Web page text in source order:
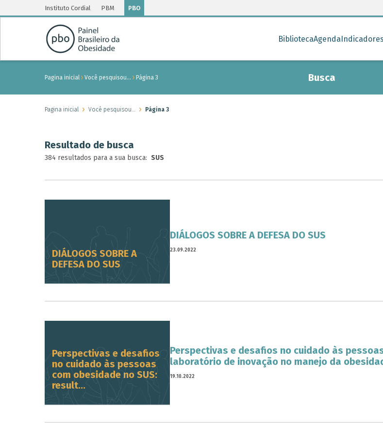
Instituto Cordial PBM PBO
BibliotecaAgendaIndicadores
Pagina inicial Você pesquisou… Página 3 Busca
Pagina inicial Você pesquisou… Página 3
Resultado de busca
384 resultados para a sua busca: SUS
DIÁLOGOS SOBRE A
DEFESA DO SUS
DIÁLOGOS SOBRE A DEFESA DO SUS
23.09.2022
Perspectivas e desafios
no cuidado às pessoas
com obesidade no SUS:
result...
Perspectivas e desafios no cuidado às
laboratório de inovação no manejo da
19.10.2022